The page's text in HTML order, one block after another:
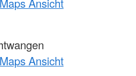
Ansicht
Ansicht